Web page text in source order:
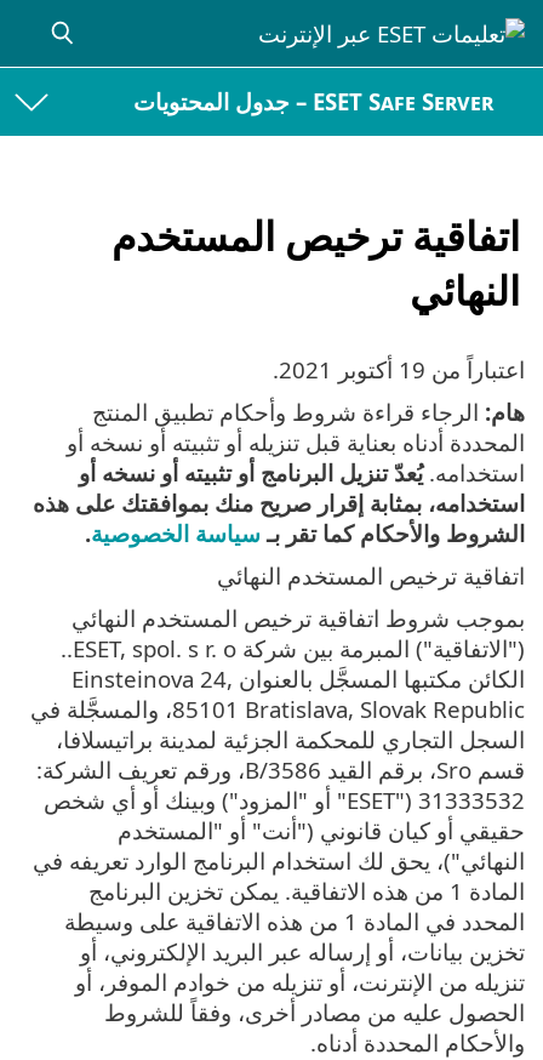
ESET Safe Server – جدول المحتويات
اتفاقية ترخيص المستخدم
النهائي
اعتباراً من 19 أكتوبر 2021
.
هام: الرجاء قراءة شروط وأحكام تطبيق المنتج
المحددة أدناه بعناية قبل تنزيله أو تثبيته أو نسخه أو
استخدامه.يُعدّ تنزيل البرنامج أو تثبيته أو نسخه أو
استخدامه، بمثابة إقرار صريح منك بموافقتك على هذه
الشروط والأحكام كما تقر بـسياسة الخصوصية.
اتفاقية ترخيص المستخدم النهائي
بموجب شروط اتفاقية ترخيص المستخدم النهائي
("الاتفاقية") المبرمة بين شركة ESET, spol. s r. o..
الكائن مكتبها المسجَّل بالعنوان Einsteinova 24,
85101 Bratislava, Slovak Republic، والمسجَّلة في
السجل التجاري للمحكمة الجزئية لمدينة براتيسلافا،
قسم Sro، برقم القيد 3586/B، ورقم تعريف الشركة:
31333532 ("ESET" أو "المزود") وبينك أو أي شخص
حقيقي أو كيان قانوني ("أنت" أو "المستخدم
النهائي")، يحق لك استخدام البرنامج الوارد تعريفه في
المادة 1 من هذه الاتفاقية. يمكن تخزين البرنامج
المحدد في المادة 1 من هذه الاتفاقية على وسيطة
تخزين بيانات، أو إرساله عبر البريد الإلكتروني، أو
تنزيله من الإنترنت، أو تنزيله من خوادم الموفر، أو
الحصول عليه من مصادر أخرى، وفقاً للشروط
والأحكام المحددة أدناه.